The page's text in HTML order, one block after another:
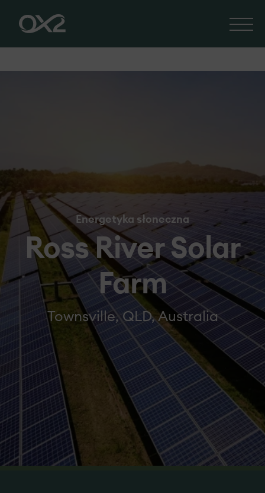
Energetyka słoneczna
Ross River Solar
Farm
Townsville, QLD, Australia